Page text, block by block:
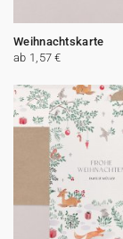
Weihnachtskarte
ab 1,57 €